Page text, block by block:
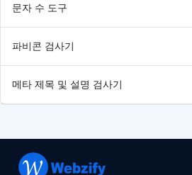
문자 수 도구
파비콘 검사기
메타 제목 및 설명 검사기